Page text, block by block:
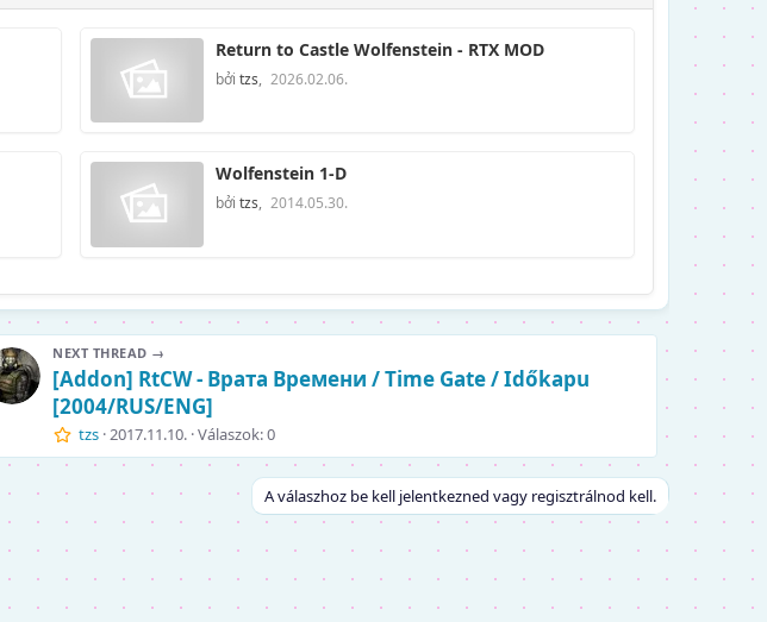
Return to Castle Wolfenstein - RTX MOD
bởi tzs, 2026.02.06.
Wolfenstein 1-D
bởi tzs, 2014.05.30.
NEXT THREAD →
[Addon] RtCW - Врата Времени / Time Gate / Időkapu
[2004/RUS/ENG]
tzs 2017.11.10. Válaszok: 0
A válaszhoz be kell jelentkezned vagy regisztrálnod kell.